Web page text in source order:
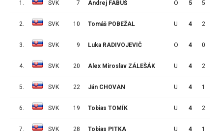
1. SVK 7 Andrej FABUŠ O 5 5
2. SVK 10 Tomáš POBEŽAL U 4 2
3. SVK 9 Luka RADIVOJEVIČ O 4 0
4. SVK 20 Alex Miroslav ZÁLEŠÁK U 4 2
5. SVK 22 Ján CHOVAN U 4 1
6. SVK 19 Tobias TOMÍK U 4 2
7. SVK 28 Tobias PITKA U 4 1